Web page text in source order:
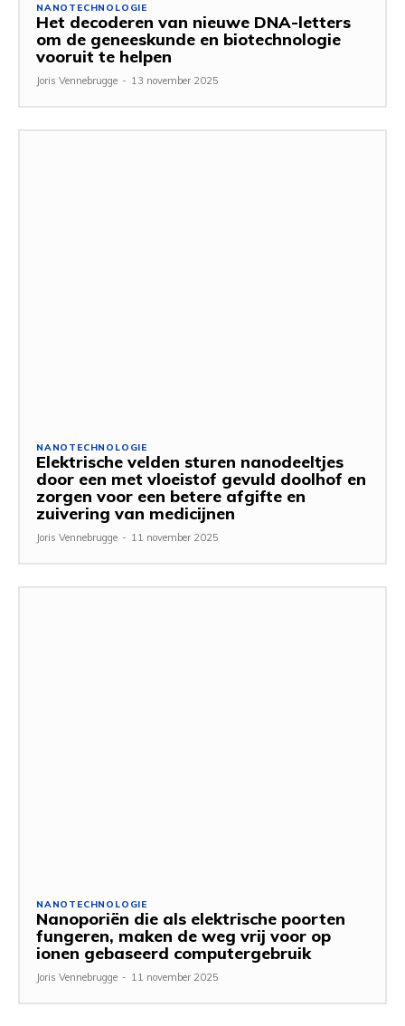
NANOTECHNOLOGIE
Het decoderen van nieuwe DNA-letters
om de geneeskunde en biotechnologie
vooruit te helpen
Joris Vennebrugge - 13 november 2025
NANOTECHNOLOGIE
Elektrische velden sturen nanodeeltjes
door een met vloeistof gevuld doolhof en
zorgen voor een betere afgifte en
zuivering van medicijnen
Joris Vennebrugge - 11 november 2025
NANOTECHNOLOGIE
Nanoporiën die als elektrische poorten
fungeren, maken de weg vrij voor op
ionen gebaseerd computergebruik
Joris Vennebrugge - 11 november 2025